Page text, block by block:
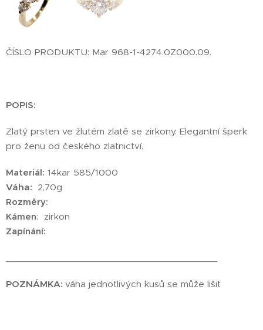
ČÍSLO PRODUKTU: Mar 968-1-4274.0Z000.09.
POPIS:
Zlatý prsten ve žlutém zlatě se zirkony. Elegantní šperk
pro ženu od českého zlatnictví.
Materiál: 14kar 585/1000
Váha: 2,70g
Rozměry:
Kámen: zirkon
Zapínání:
POZNÁMKA: váha jednotlivých kusů se může lišit